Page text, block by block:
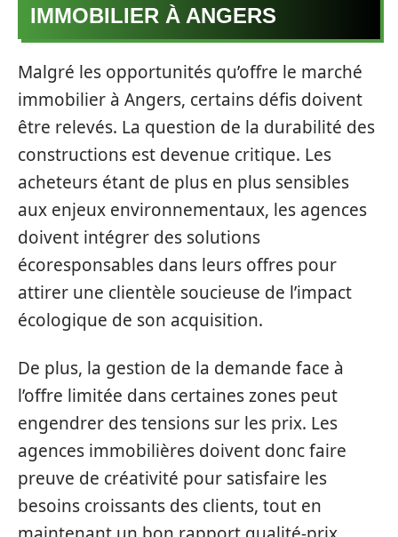
IMMOBILIER À ANGERS
Malgré les opportunités qu’offre le marché
immobilier à Angers, certains défis doivent
être relevés. La question de la durabilité des
constructions est devenue critique. Les
acheteurs étant de plus en plus sensibles
aux enjeux environnementaux, les agences
doivent intégrer des solutions
écoresponsables dans leurs offres pour
attirer une clientèle soucieuse de l’impact
écologique de son acquisition.
De plus, la gestion de la demande face à
l’offre limitée dans certaines zones peut
engendrer des tensions sur les prix. Les
agences immobilières doivent donc faire
preuve de créativité pour satisfaire les
besoins croissants des clients, tout en